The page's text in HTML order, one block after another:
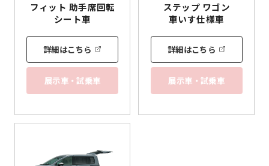
フィット 助手席回転
シート車
詳細はこちら
展示車・試乗車
ステップ ワゴン
車いす仕様車
詳細はこちら
展示車・試乗車